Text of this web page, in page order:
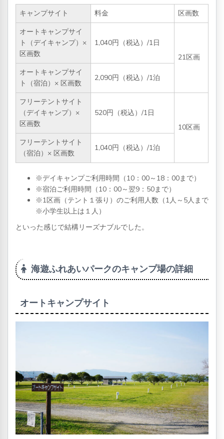
キャンプサイト 料金
区画数
オートキャンプサイ
ト（デイキャンプ）×
区画数
1,040円（税込）/1日
21区画
オートキャンプサイ
ト（宿泊）× 区画数
2,090円（税込）/1泊
フリーテントサイト
（デイキャンプ）×
区画数
520円（税込）/1日
10区画
フリーテントサイト
（宿泊）× 区画数
1,040円（税込）/1泊
※デイキャンプご利用時間（10：00～18：00まで）
※宿泊ご利用時間（10：00～翌9：50まで）
※1区画（テント１張り）のご利用人数（1人～5人まで
※小学生以上は１人）
といった感じで結構リーズナブルでした。
海遊ふれあいパークのキャンプ場の詳細
オートキャンプサイト